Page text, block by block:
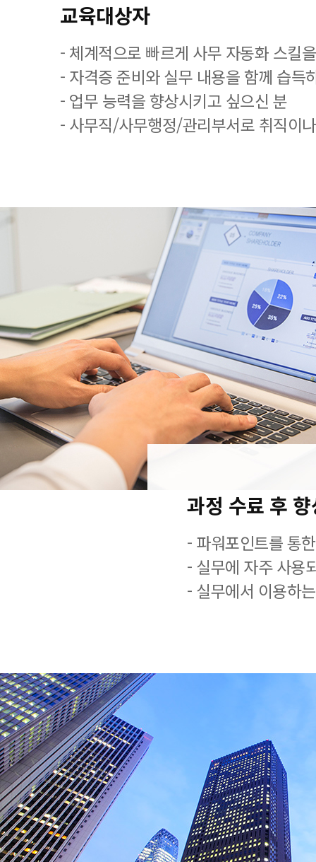
교육대상자
- 체계적으로 빠르게 사무 자동화 스킬
- 자격증 준비와 실무 내용을 함께 습득
- 업무 능력을 향상시키고 싶으신 분
- 사무직/사무행정/관리부서로 취직이
과정 수료 후
- 파워포인트를 통
- 실무에 자주 사용
- 실무에서 이용하